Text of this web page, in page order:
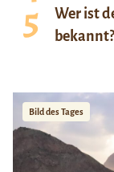
Wer ist
bekannt?
Bild des Tages